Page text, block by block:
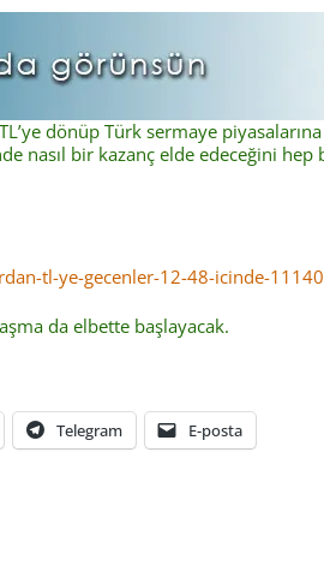
dönüp Türk sermaye piyasalarına
nasıl bir kazanç elde edeceğini hep
tl-ye-gecenler-12-48-icinde-
da elbette başlayacak.
Telegram E-posta